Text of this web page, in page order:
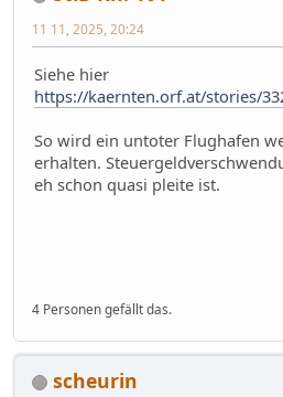
11 11, 2025, 20:24
Siehe hier
https://kaernten.orf.at/stories/
So wird ein untoter Flughafen
erhalten.
eh schon quasi pleite ist.
4 Personen gefällt das.
scheurin